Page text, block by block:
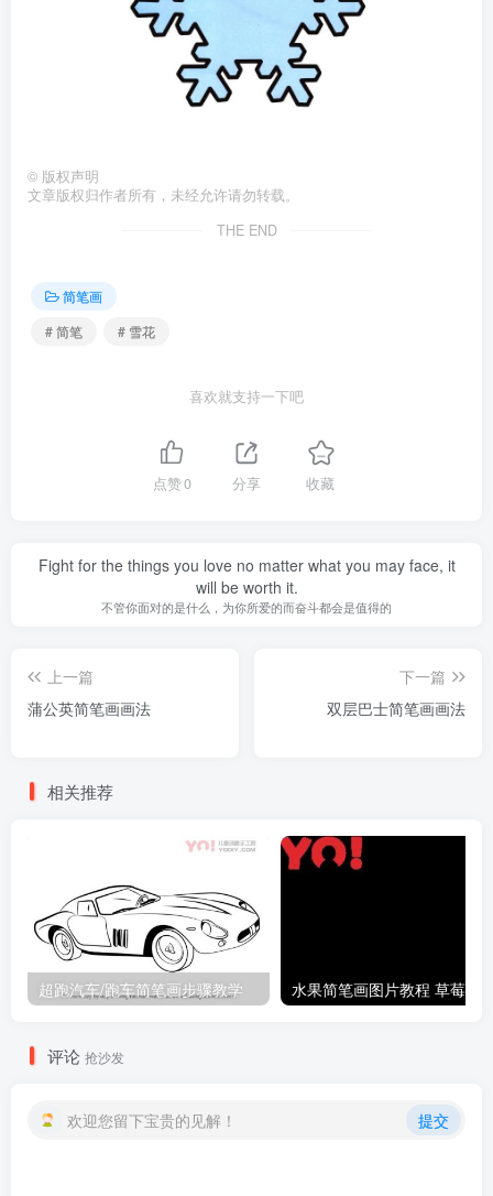
© 版权声明
文章版权归作者所有，未经允许请勿转载。
THE END
简笔画
# 简笔
# 雪花
喜欢就支持一下吧
点赞0 分享 收藏
Fight for the things you love no matter what you may face, it
will be worth it.
不管你面对的是什么，为你所爱的而奋斗都会是值得的
上一篇
蒲公英简笔画画法
下一篇
双层巴士简笔画画法
相关推荐
超跑汽车/跑车简笔画步骤教学
评论 抢沙发
欢迎您留下宝贵的见解！ 提交